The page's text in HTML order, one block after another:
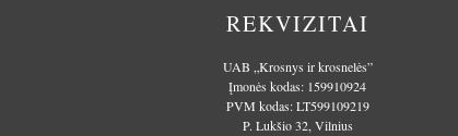
REKVIZITAI
UAB „Krosnys ir krosnelės”
Įmonės kodas: 159910924
PVM kodas: LT599109219
P. Lukšio 32, Vilnius